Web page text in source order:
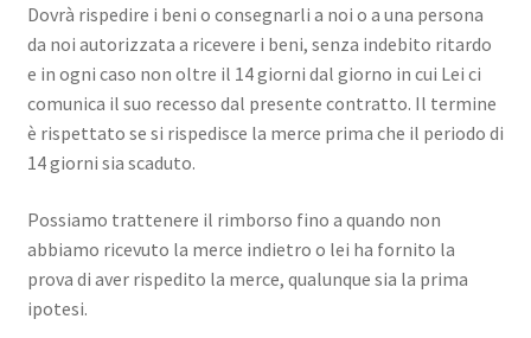
Dovrà rispedire i beni o consegnarli a noi o a una persona
da noi autorizzata a ricevere i beni, senza indebito ritardo
e in ogni caso non oltre il 14 giorni dal giorno in cui Lei ci
comunica il suo recesso dal presente contratto. Il termine
è rispettato se si rispedisce la merce prima che il periodo di
14 giorni sia scaduto.
Possiamo trattenere il rimborso fino a quando non
abbiamo ricevuto la merce indietro o lei ha fornito la
prova di aver rispedito la merce, qualunque sia la prima
ipotesi.